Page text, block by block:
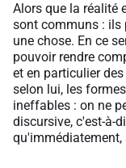
Alors que la réalité
sont communs : ils
une chose. En ce
pouvoir rendre
et en particulier
selon lui, les
ineffables : on ne
discursive, c'est-à-